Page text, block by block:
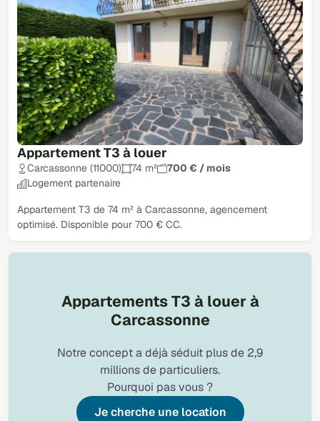
Appartement T3 à louer
Carcassonne (11000) 74 m²
700 € / mois
Logement partenaire
Appartement T3 de 74 m² à Carcassonne, agencement
optimisé. Disponible pour 700 € CC.
Appartements T3 à louer à
Carcassonne
Notre concept a déjà séduit plus de 2,9
millions de particuliers.
Pourquoi pas vous ?
Je cherche une location